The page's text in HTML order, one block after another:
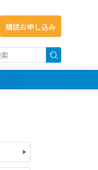
購読お申し込み